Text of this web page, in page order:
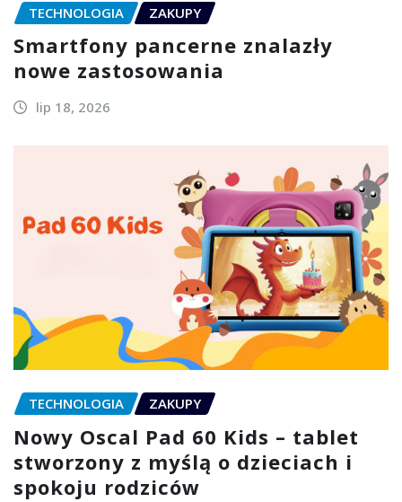
TECHNOLOGIA ZAKUPY
Smartfony pancerne znalazły
nowe zastosowania
lip 18, 2026
TECHNOLOGIA ZAKUPY
Nowy Oscal Pad 60 Kids – tablet
stworzony z myślą o dzieciach i
spokoju rodziców